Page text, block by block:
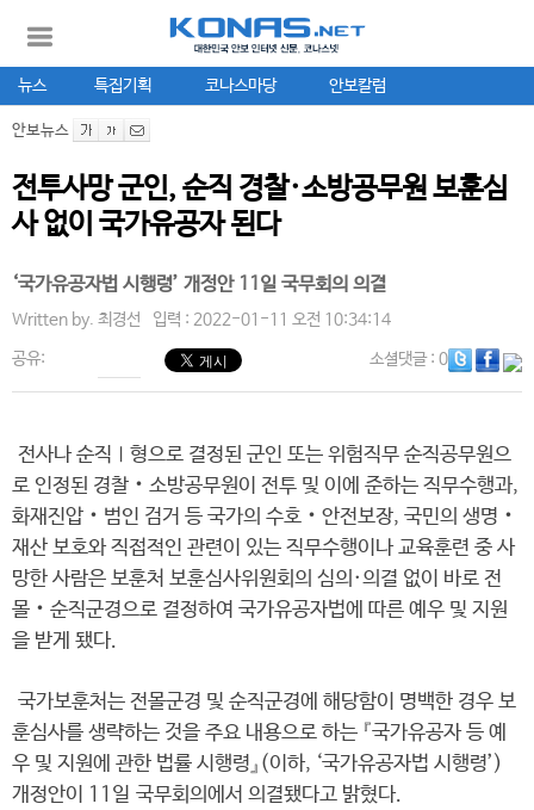
뉴스 특집기획 코나스마당 안보칼럼
안보뉴스
전투사망 군인, 순직 경찰·소방공무원 보훈심
사 없이 국가유공자 된다
‘국가유공자법 시행령’ 개정안 11일 국무회의 의결
Written by. 최경선 입력 : 2022-01-11 오전 10:34:14
공유: 소셜댓글: 0
전사나 순직Ⅰ형으로 결정된 군인 또는 위험직무 순직공무원으
로 인정된 경찰‧소방공무원이 전투 및 이에 준하는 직무수행과,
화재진압‧범인 검거 등 국가의 수호‧안전보장, 국민의 생명‧
재산 보호와 직접적인 관련이 있는 직무수행이나 교육훈련 중 사
망한 사람은 보훈처 보훈심사위원회의 심의·의결 없이 바로 전
몰‧순직군경으로 결정하여 국가유공자법에 따른 예우 및 지원
을 받게 됐다.
국가보훈처는 전몰군경 및 순직군경에 해당함이 명백한 경우 보
훈심사를 생략하는 것을 주요 내용으로 하는 『국가유공자 등 예
우 및 지원에 관한 법률 시행령』(이하, ‘국가유공자법 시행령’)
개정안이 11일 국무회의에서 의결됐다고 밝혔다.